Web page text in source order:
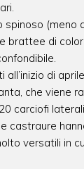
spinoso (meno
brattee di
all’inizio di
che viene
carciofi
castraure
versatili in